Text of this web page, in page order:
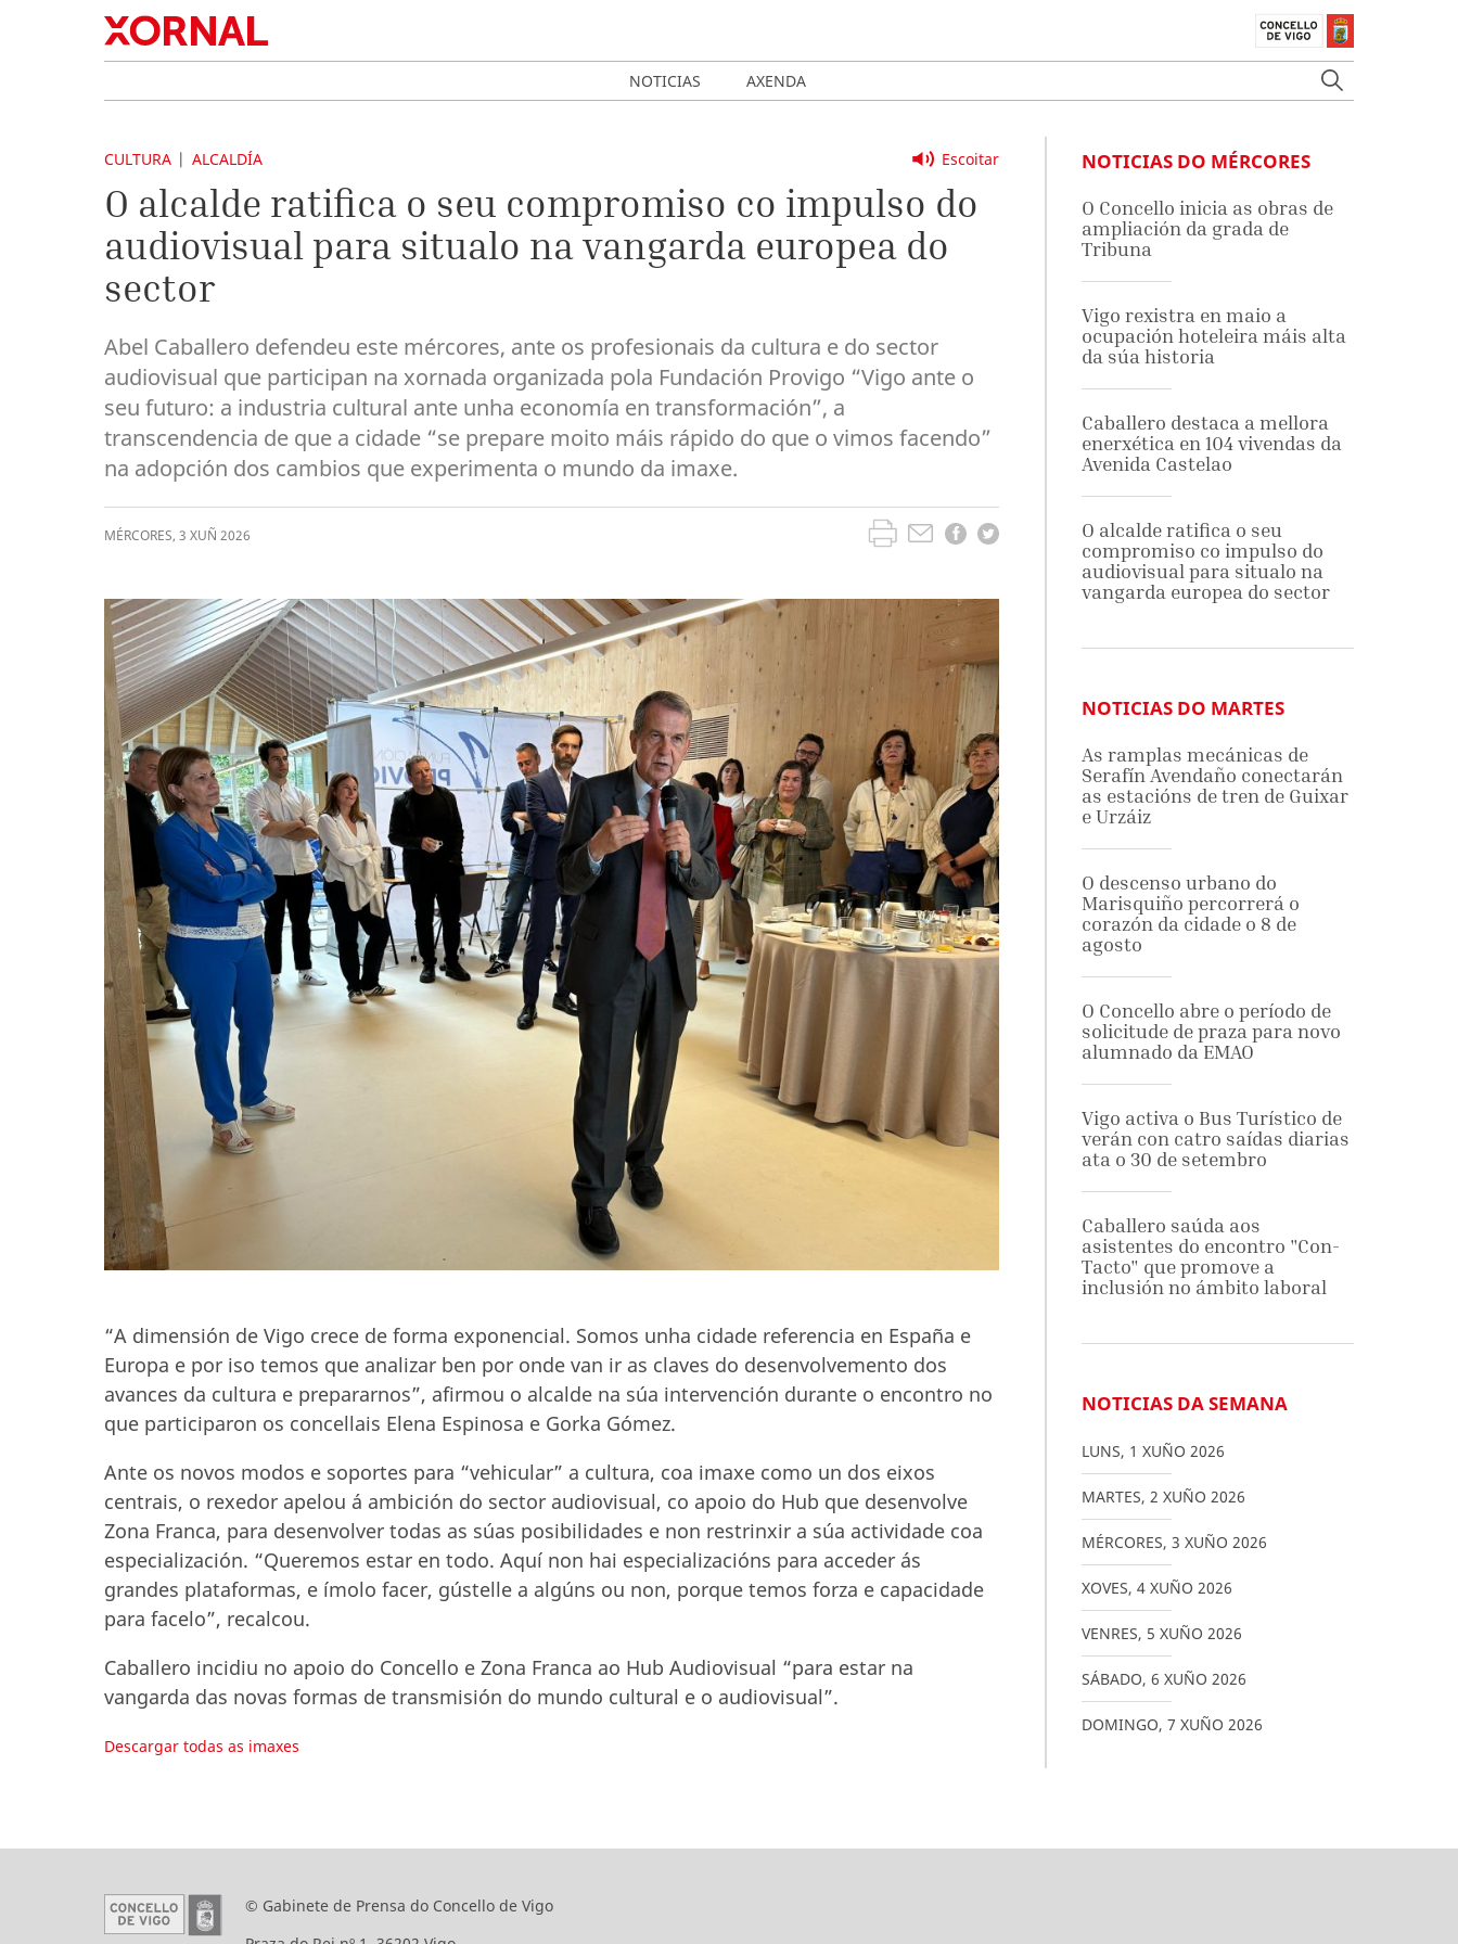
NOTICIAS AXENDA
Escoitar
CULTURA ALCALDÍA
O alcalde ratifica o seu compromiso co impulso do
audiovisual para situalo na vangarda europea do
sector
Abel Caballero defendeu este mércores, ante os profesionais da cultura e do sector
audiovisual que participan na xornada organizada pola Fundación Provigo “Vigo ante o
seu futuro: a industria cultural ante unha economía en transformación”, a
transcendencia de que a cidade “se prepare moito máis rápido do que o vimos facendo”
na adopción dos cambios que experimenta o mundo da imaxe.
MÉRCORES, 3 XUÑ 2026
“A dimensión de Vigo crece de forma exponencial. Somos unha cidade referencia en España e
Europa e por iso temos que analizar ben por onde van ir as claves do desenvolvemento dos
avances da cultura e prepararnos”, afirmou o alcalde na súa intervención durante o encontro no
que participaron os concellais Elena Espinosa e Gorka Gómez.
Ante os novos modos e soportes para “vehicular” a cultura, coa imaxe como un dos eixos
centrais, o rexedor apelou á ambición do sector audiovisual, co apoio do Hub que desenvolve
Zona Franca, para desenvolver todas as súas posibilidades e non restrinxir a súa actividade coa
especialización. “Queremos estar en todo. Aquí non hai especializacións para acceder ás
grandes plataformas, e ímolo facer, gústelle a algúns ou non, porque temos forza e capacidade
para facelo”, recalcou.
Caballero incidiu no apoio do Concello e Zona Franca ao Hub Audiovisual “para estar na
vangarda das novas formas de transmisión do mundo cultural e o audiovisual”.
Descargar todas as imaxes
NOTICIAS DO MÉRCORES
O Concello inicia as obras de
ampliación da grada de
Tribuna
Vigo rexistra en maio a
ocupación hoteleira máis alta
da súa historia
Caballero destaca a mellora
enerxética en 104 vivendas da
Avenida Castelao
O alcalde ratifica o seu
compromiso co impulso do
audiovisual para situalo na
vangarda europea do sector
NOTICIAS DO MARTES
As ramplas mecánicas de
Serafín Avendaño conectarán
as estacións de tren de Guixar
e Urzáiz
O descenso urbano do
Marisquiño percorrerá o
corazón da cidade o 8 de
agosto
O Concello abre o período de
solicitude de praza para novo
alumnado da EMAO
Vigo activa o Bus Turístico de
verán con catro saídas diarias
ata o 30 de setembro
Caballero saúda aos
asistentes do encontro "Con-
Tacto" que promove a
inclusión no ámbito laboral
NOTICIAS DA SEMANA
LUNS, 1 XUÑO 2026
MARTES, 2 XUÑO 2026
MÉRCORES, 3 XUÑO 2026
XOVES, 4 XUÑO 2026
VENRES, 5 XUÑO 2026
SÁBADO, 6 XUÑO 2026
DOMINGO, 7 XUÑO 2026
© Gabinete de Prensa do Concello de Vigo